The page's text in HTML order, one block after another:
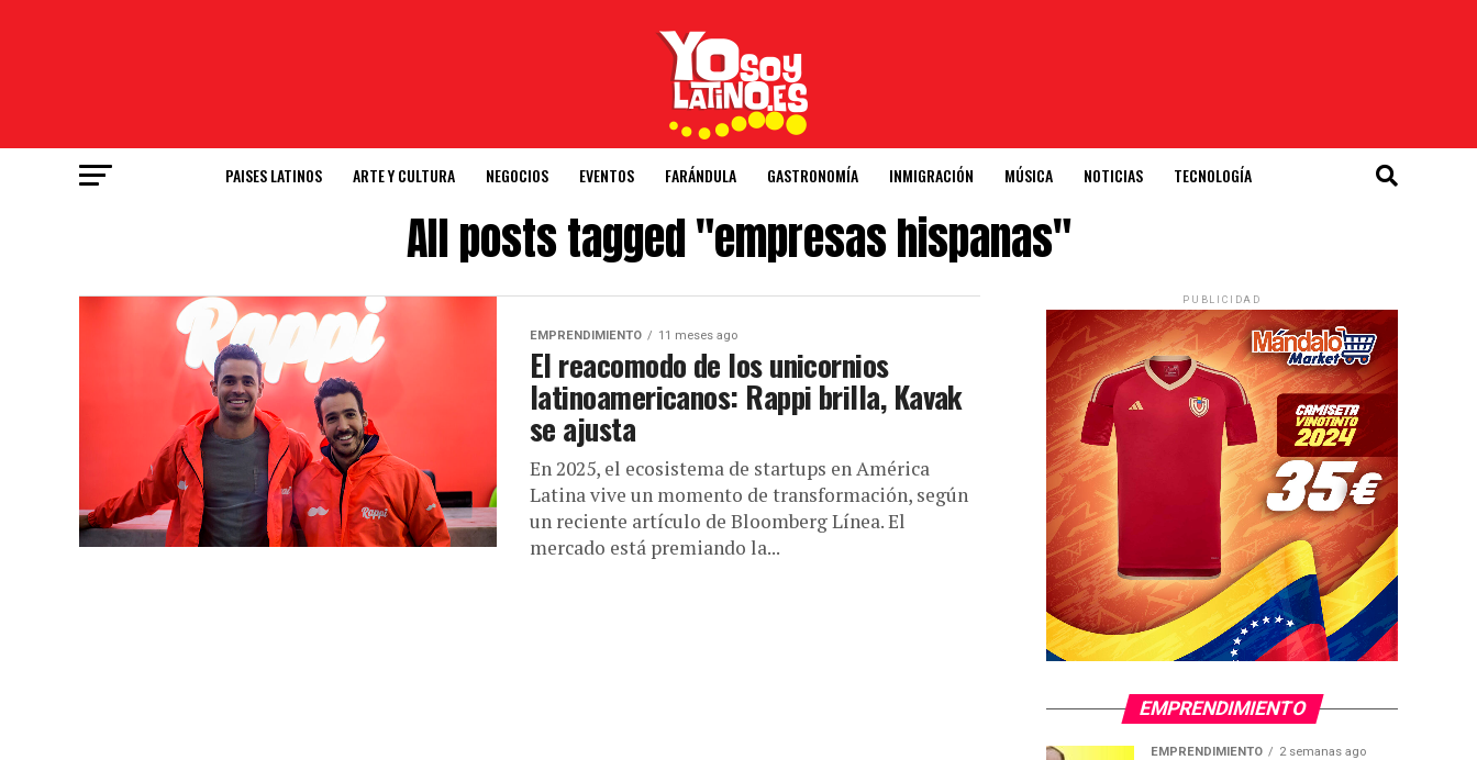
PAISES LATINOS ARTE Y CULTURA NEGOCIOS EVENTOS FARÁNDULA GASTRONOMÍA INMIGRACIÓN MÚSICA NOTICIAS TECNOLOGÍA
All posts tagged "empresas hispanas"
EMPRENDIMIENTO 11 meses ago
El reacomodo de los unicornios
latinoamericanos: Rappi brilla, Kavak
se ajusta
En 2025, el ecosistema de startups en América
Latina vive un momento de transformación, según
un reciente artículo de Bloomberg Línea. El
mercado está premiando la...
PUBLICIDAD
EMPRENDIMIENTO
EMPRENDIMIENTO 2 semanas ago